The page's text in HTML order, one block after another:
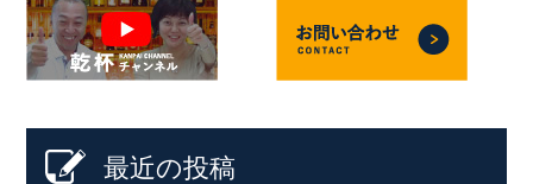
最近の投稿